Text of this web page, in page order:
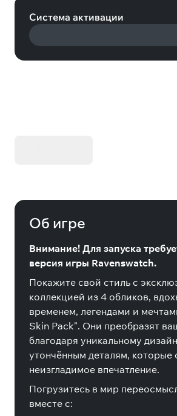
Система активации
Об игре
Внимание! Для запуска
версия игры Ravenswatch.
Покажите свой стиль с
коллекцией из 4 обликов,
временем, легендами и
Skin Pack”. Они преобразят
благодаря уникальному
утончённым деталям, которые
неизгладимое впечатление.
Погрузитесь в мир
вместе с: